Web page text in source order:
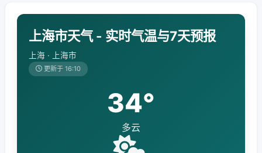
上海市天气 - 实时气温与7天预报
上海 · 上海市
更新于 16:10
34°
多云